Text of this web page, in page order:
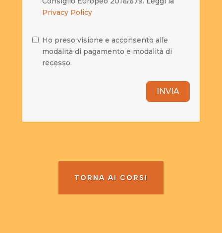
Privacy Policy
Ho preso visione e acconsento alle
modalità di pagamento e modalità di
recesso.
INVIA
TORNA AI CORSI